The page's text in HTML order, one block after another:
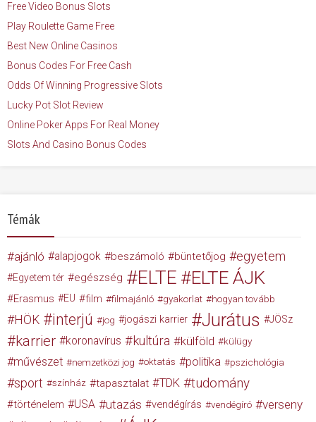
Free Video Bonus Slots
Play Roulette Game Free
Best New Online Casinos
Bonus Codes For Free Cash
Odds Of Winning Progressive Slots
Lucky Pot Slot Review
Online Poker Apps For Real Money
Slots And Casino Bonus Codes
Témák
ajánló alapjogok beszámoló büntetőjog egyetem
Egyetem tér egészség ELTE ELTE ÁJK
Erasmus EU film filmajánló gyakorlat hogyan tovább
HÖK interjú jog jogászi karrier Jurátus JÖSz
karrier koronavírus kultúra külföld külügy
művészet nemzetközi jog oktatás politika pszichológia
sport színház tapasztalat TDK tudomány
történelem USA utazás vendégírás vendégíró verseny